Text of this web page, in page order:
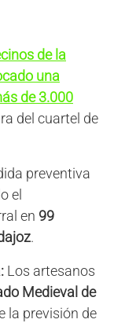
de la
una
de 3.000
del cuartel de
preventiva
el
en 99
.
Los artesanos
Medieval de
la previsión de